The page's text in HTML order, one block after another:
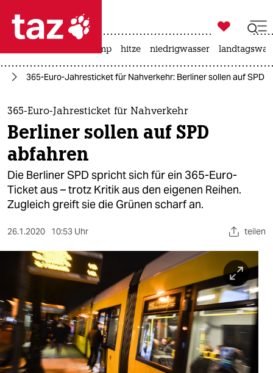
 taz zahl ich
taz zahl ich
themen
politik
öko
gesellschaft
sport
berlin
nord
wahrheit
verlag

taz zahl ich
usa unter trump hitze niedrigwasser
365-Euro-Jahresticket für Nahverkehr: Berliner sollen auf SPD
365-Euro-Jahresticket für Nahverkehr
Berliner sollen auf SPD
abfahren
Die Berliner SPD spricht sich für ein 365-Euro-
Ticket aus – trotz Kritik aus den eigenen Reihen.
Zugleich greift sie die Grünen scharf an.
26.1.2020 10:53 Uhr teilen